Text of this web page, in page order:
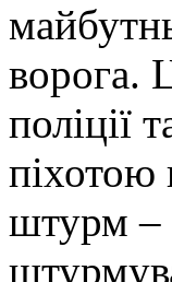
ворога.
поліції
піхотою
штурм –